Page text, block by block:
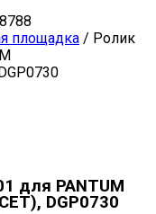
площадка / Ролик
для PANTUM
DGP0730